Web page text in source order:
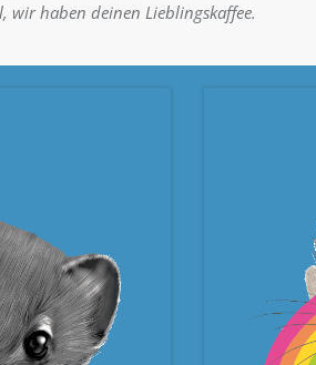
wir haben deinen Lieblingskaffee.